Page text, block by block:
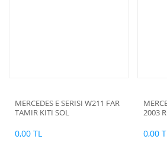
MERCEDES E SERISI W211 FAR
TAMIR KITI SOL
0,00 TL
2003
0,00